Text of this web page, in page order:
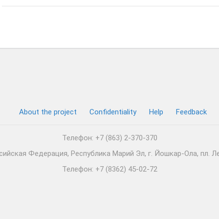
About the project Confidentiality Help Feedback
Телефон: +7 (863) 2-370-370
Федерация, Республика Марий Эл, г. Йошкар-Ола, пл.
Телефон: +7 (8362) 45-02-72